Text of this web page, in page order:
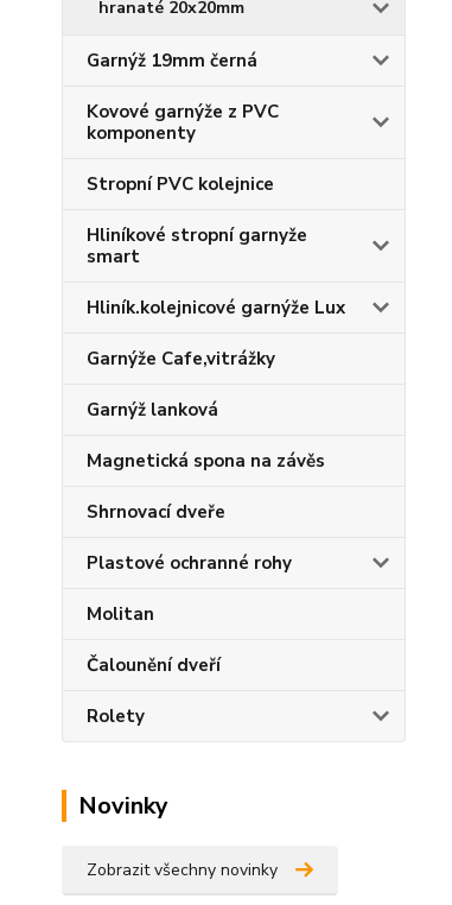
hranaté 20x20mm
Garnýž 19mm černá
Kovové garnýže z PVC
komponenty
Stropní PVC kolejnice
Hliníkové stropní garnyže
smart
Hliník.kolejnicové garnýže Lux
Garnýže Cafe,vitrážky
Garnýž lanková
Magnetická spona na závěs
Shrnovací dveře
Plastové ochranné rohy
Molitan
Čalounění dveří
Rolety
Novinky
Zobrazit všechny novinky